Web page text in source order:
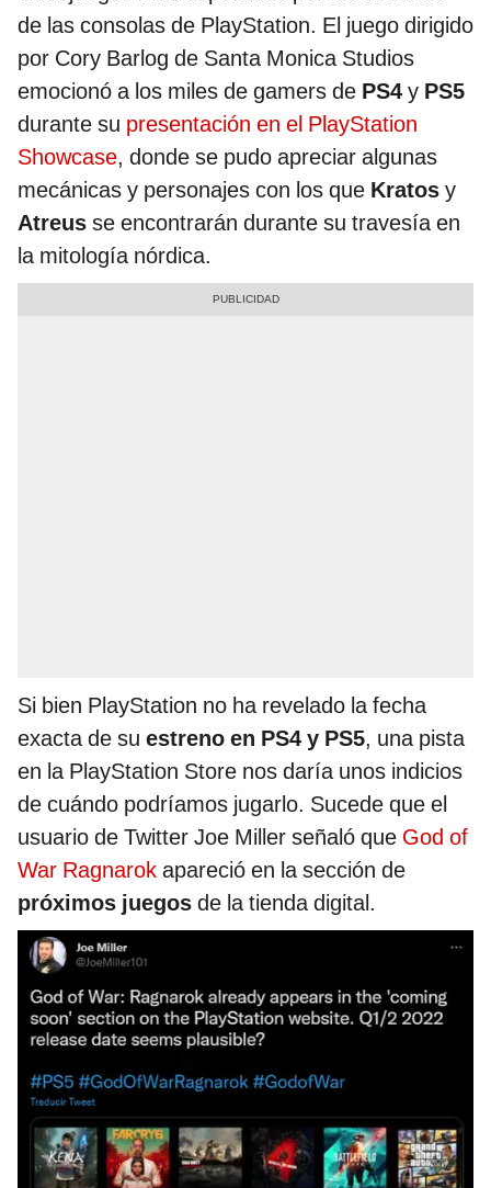
de las consolas de PlayStation. El juego dirigido
por Cory Barlog de Santa Monica Studios
emocionó a los miles de gamers de PS4 y PS5
durante su presentación en el PlayStation
Showcase, donde se pudo apreciar algunas
mecánicas y personajes con los que Kratos y
Atreus se encontrarán durante su travesía en
la mitología nórdica.
Si bien PlayStation no ha revelado la fecha
exacta de su estreno en PS4 y PS5, una pista
en la PlayStation Store nos daría unos indicios
de cuándo podríamos jugarlo. Sucede que el
usuario de Twitter Joe Miller señaló que God of
War Ragnarok apareció en la sección de
próximos juegos de la tienda digital.